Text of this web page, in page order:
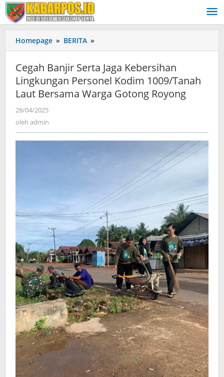
Lewati
ke
konten
Homepage » BERITA »
Banjir
Jaga
Kebersihan
Lingkungan
Laut
Cegah Banjir Serta Jaga Kebersihan
Lingkungan Personel Kodim 1009/Tanah
Laut Bersama Warga Gotong Royong
28/04/2025
oleh admin